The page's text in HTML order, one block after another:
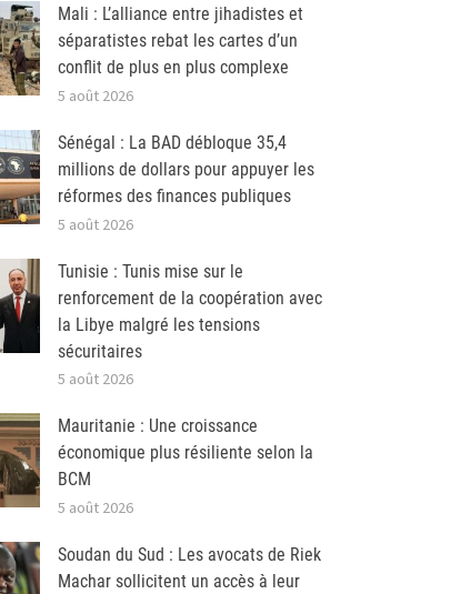
Mali : L’alliance entre jihadistes et
séparatistes rebat les cartes d’un
conflit de plus en plus complexe
5 août 2026
Sénégal : La BAD débloque 35,4
millions de dollars pour appuyer les
réformes des finances publiques
5 août 2026
Tunisie : Tunis mise sur le
renforcement de la coopération avec
la Libye malgré les tensions
sécuritaires
5 août 2026
Mauritanie : Une croissance
économique plus résiliente selon la
BCM
5 août 2026
Soudan du Sud : Les avocats de Riek
Machar sollicitent un accès à leur